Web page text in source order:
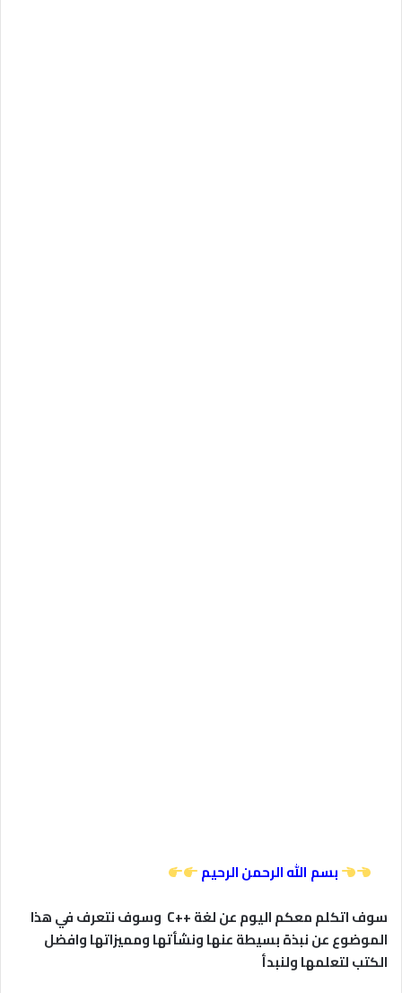
بسم الله الرحمن الرحيم
سوف اتكلم معكم اليوم عن لغة ++C وسوف نتعرف في هذا
الموضوع عن نبذة بسيطة عنها ونشأتها ومميزاتها وافضل
الكتب لتعلمها ولنبدأ